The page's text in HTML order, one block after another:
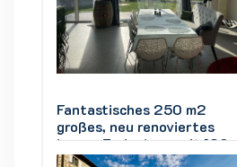
Fantastisches 250 m2
großes, neu renoviertes
Luxus-Ferienhaus mit 180-
Grad-Meerblick